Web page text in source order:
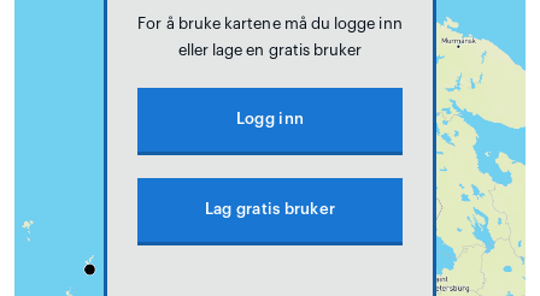
For å bruke kartene må du logge inn
eller lage en gratis bruker
Logg inn
Lag gratis bruker